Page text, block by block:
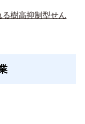
樹高抑制型せん